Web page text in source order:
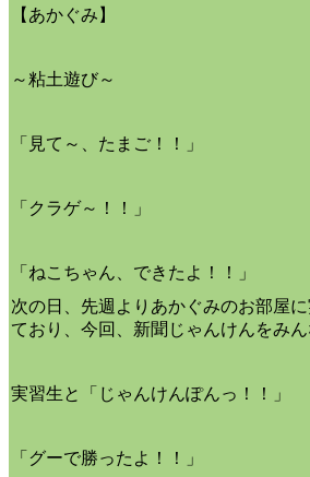
【あかぐみ】
～粘土遊び～
「見て～、たまご！！」
「クラゲ～！！」
「ねこちゃん、できたよ！！」
次の日、先週よりあかぐみのお部屋
ており、今回、新聞じゃんけんをみん
実習生と「じゃんけんぽんっ！！」
「グーで勝ったよ！！」